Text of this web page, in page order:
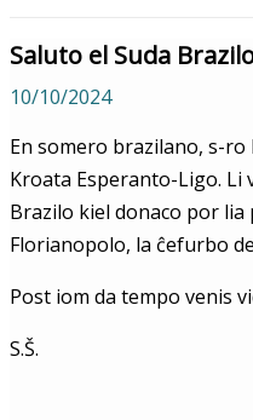
Saluto el Suda
10/10/2024
En somero brazilano, s-
Kroata Esperanto-Ligo.
Brazilo kiel donaco por
Florianopolo, la ĉefurbo
Post iom da tempo venis
S.Š.